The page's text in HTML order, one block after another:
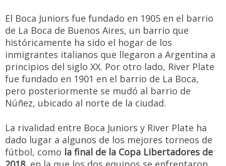
El Boca Juniors fue fundado en 1905 en el barrio
de La Boca de Buenos Aires, un barrio que
históricamente ha sido el hogar de los
inmigrantes italianos que llegaron a Argentina a
principios del siglo XX. Por otro lado, River Plate
fue fundado en 1901 en el barrio de La Boca,
pero posteriormente se mudó al barrio de
Núñez, ubicado al norte de la ciudad.
La rivalidad entre Boca Juniors y River Plate ha
dado lugar a algunos de los mejores torneos de
fútbol, como la final de la Copa Libertadores de